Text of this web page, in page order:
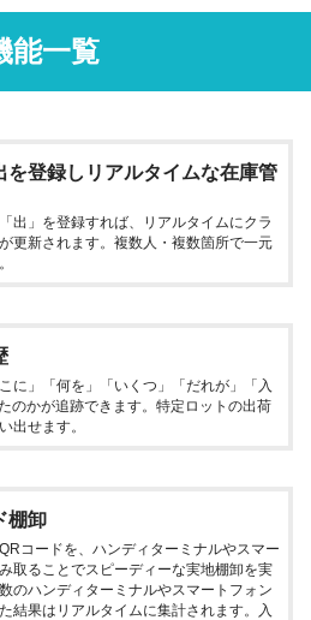
能一覧
を登録しリアルタイムな在庫管
出」を登録すれば、リアルタイムにクラ
更新されます。複数人・複数箇所で一元
こに」「何を」「いくつ」「だれが」「入
のかが追跡できます。特定ロットの出荷
出せます。
棚卸
コードを、ハンディターミナルやスマー
取ることでスピーディーな実地棚卸を実
のハンディターミナルやスマートフォン
結果はリアルタイムに集計されます。入